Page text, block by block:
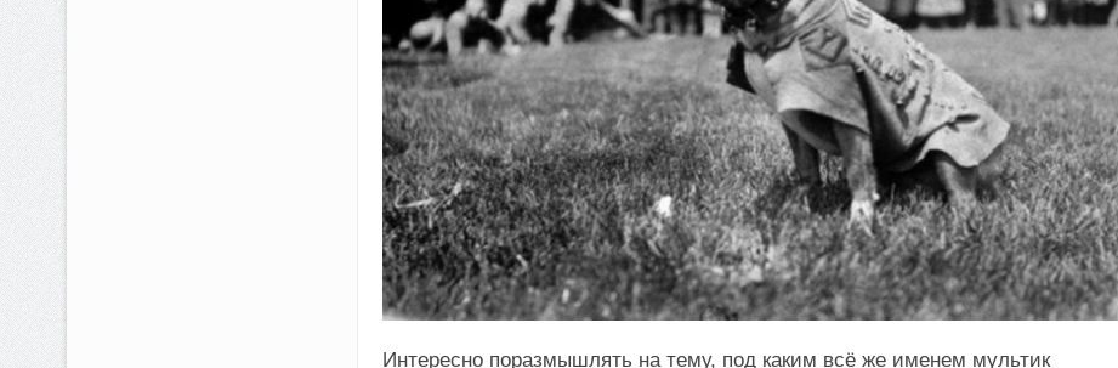
Интересно поразмышлять на тему, под каким всё же именем мультик